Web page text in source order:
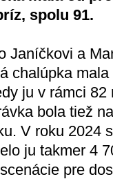
spolu 91.
Janíčkovi a
chalúpka
ju v rámci
bola tiež
V roku 2024
ju takmer 4
pre